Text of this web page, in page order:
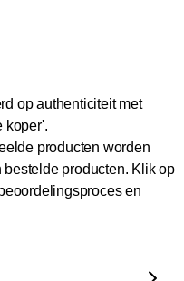
op authenticiteit met
koper'.
producten worden
producten. Klik op
en